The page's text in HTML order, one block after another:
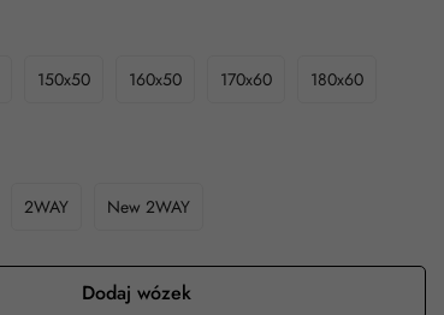
150x50 160x50 170x60 180x60
2WAY New 2WAY
Dodaj wózek